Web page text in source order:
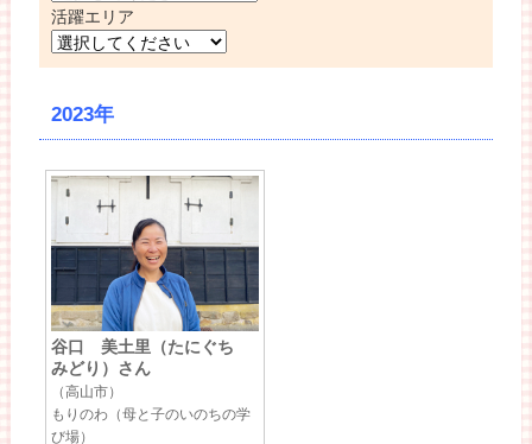
活躍エリア
2023年
谷口 美土里（たにぐち
みどり）さん
（高山市）
もりのわ（母と子のいのちの学
び場）